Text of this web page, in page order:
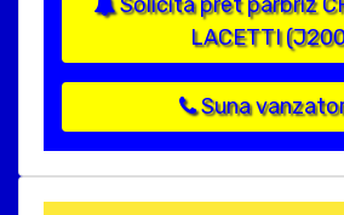
LACETTI
Suna